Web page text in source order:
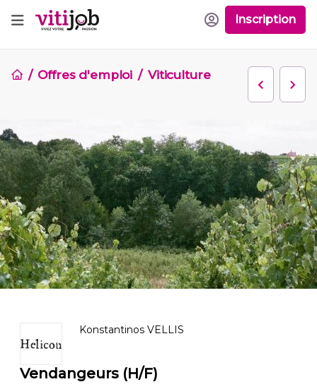
Inscription
Offres d'emploi Viticulture
Konstantinos VELLIS
Vendangeurs (H/F)